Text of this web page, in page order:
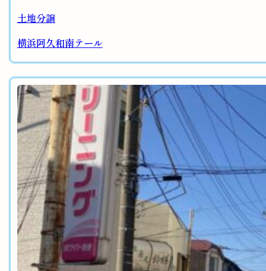
土地分譲
横浜阿久和南テール